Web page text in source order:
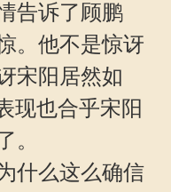
告诉了顾鹏
。他不是惊讶
宋阳居然如
现也合乎宋阳
。
什么这么确信